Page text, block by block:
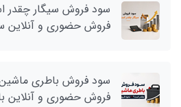
سود فروش سیگار چقدر
فروش حضوری و آنلاین
سود فروش باطری
فروش حضوری و آنلاین